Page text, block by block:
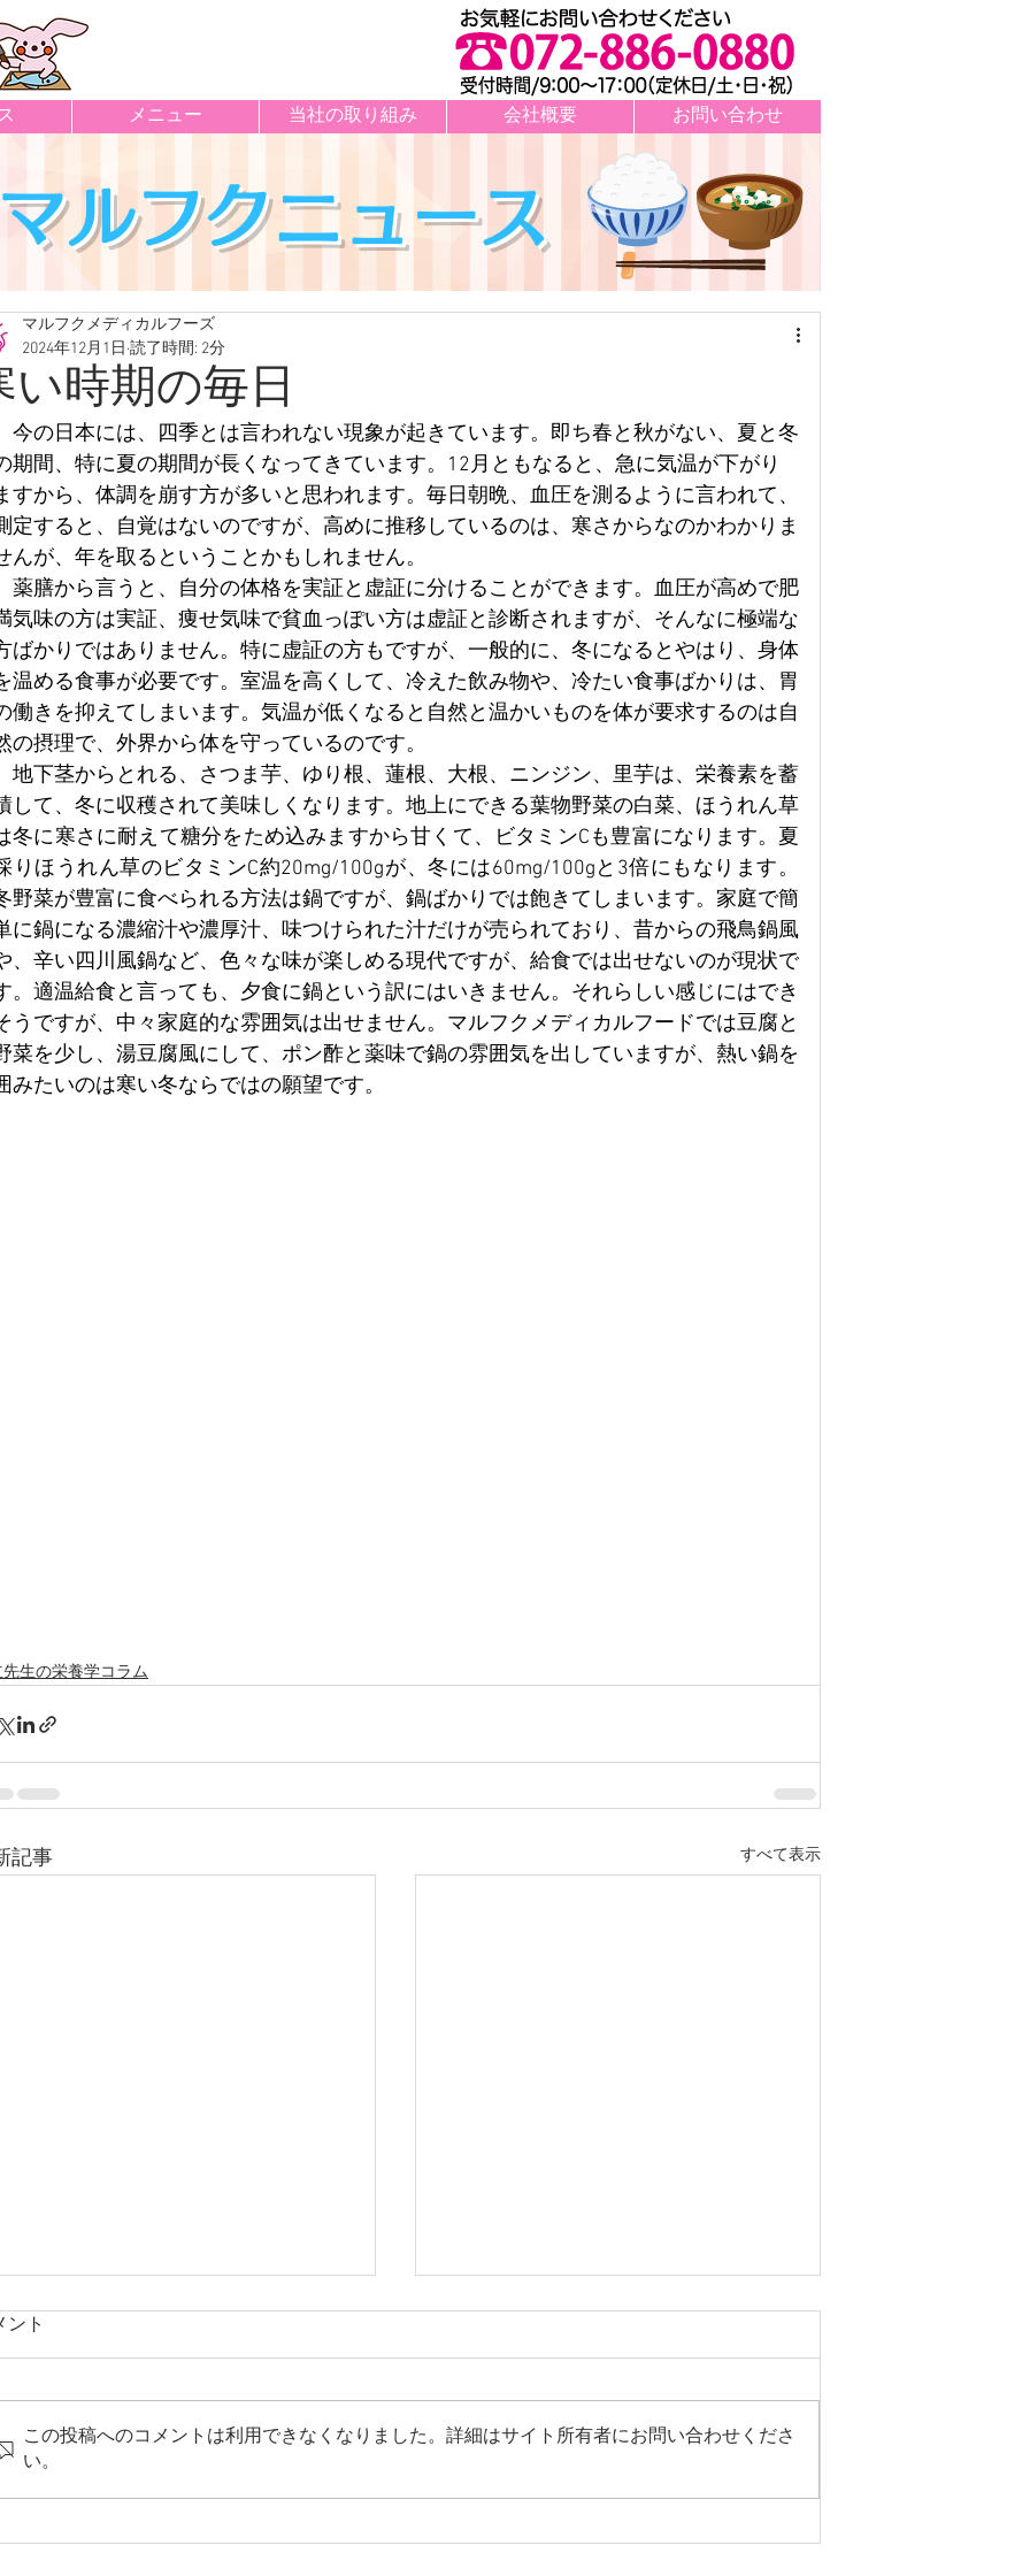
メニュー 当社の取り組み 会社概要 お問い合わせ
い時期の毎日
マルフクメディカルフーズ
2024年12月1日 読了時間: 2分
の日本には、四季とは言われない現象が起きています。即ち春と秋がない、夏と冬
期間、特に夏の期間が長くなってきています。12月ともなると、急に気温が下がり
すから、体調を崩す方が多いと思われます。毎日朝晩、血圧を測るように言われて、
定すると、自覚はないのですが、高めに推移しているのは、寒さからなのかわかりま
んが、年を取るということかもしれません。
膳から言うと、自分の体格を実証と虚証に分けることができます。血圧が高めで肥
気味の方は実証、痩せ気味で貧血っぽい方は虚証と診断されますが、そんなに極端な
ばかりではありません。特に虚証の方もですが、一般的に、冬になるとやはり、身体
温める食事が必要です。室温を高くして、冷えた飲み物や、冷たい食事ばかりは、胃
働きを抑えてしまいます。気温が低くなると自然と温かいものを体が要求するのは自
の摂理で、外界から体を守っているのです。
下茎からとれる、さつま芋、ゆり根、蓮根、大根、ニンジン、里芋は、栄養素を蓄
して、冬に収穫されて美味しくなります。地上にできる葉物野菜の白菜、ほうれん草
冬に寒さに耐えて糖分をため込みますから甘くて、ビタミンCも豊富になります。夏
りほうれん草のビタミンC約20mg/100gが、冬には60mg/100gと3倍にもなります。
野菜が豊富に食べられる方法は鍋ですが、鍋ばかりでは飽きてしまいます。家庭で簡
に鍋になる濃縮汁や濃厚汁、味つけられた汁だけが売られており、昔からの飛鳥鍋風
、辛い四川風鍋など、色々な味が楽しめる現代ですが、給食では出せないのが現状で
。適温給食と言っても、夕食に鍋という訳にはいきません。それらしい感じにはでき
うですが、中々家庭的な雰囲気は出せません。マルフクメディカルフードでは豆腐と
菜を少し、湯豆腐風にして、ポン酢と薬味で鍋の雰囲気を出していますが、熱い鍋を
みたいのは寒い冬ならではの願望です。
生の栄養学コラム
記事 すべて表示
やはり多い大腸癌
夏を快適に過ごすためには！
ント
この投稿へのコメントは利用できなくなりました。詳細はサイト所有者にお問い合わせくださ
い。
ルフクニュース
記事